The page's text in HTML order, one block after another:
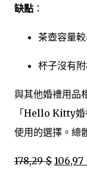
缺點 ：
茶壺容量
杯子沒有
與其他婚禮用品
「Hello Kitty婚
使用的選擇。總
178,29 $ 106,97